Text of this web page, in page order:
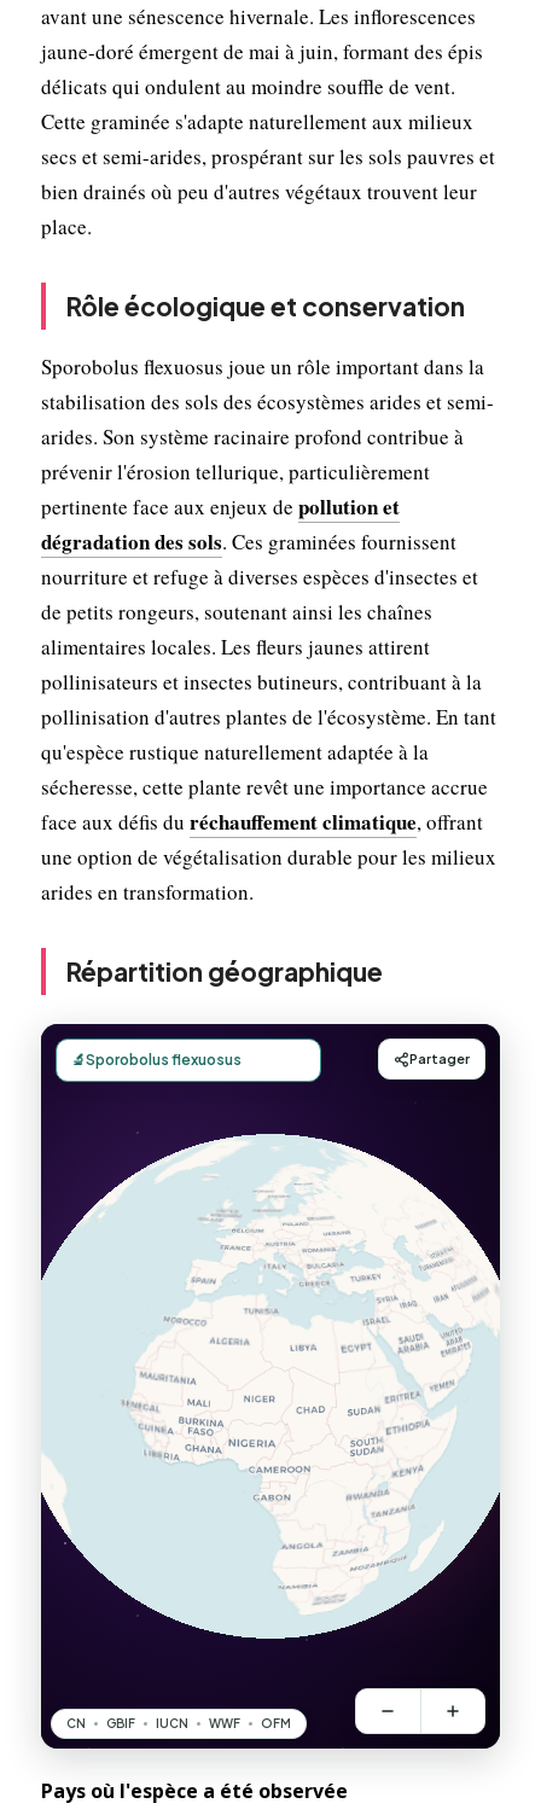
avant une sénescence hivernale. Les inflorescences
jaune-doré émergent de mai à juin, formant des épis
délicats qui ondulent au moindre souffle de vent.
Cette graminée s'adapte naturellement aux milieux
secs et semi-arides, prospérant sur les sols pauvres et
bien drainés où peu d'autres végétaux trouvent leur
place.
Rôle écologique et conservation
Sporobolus flexuosus joue un rôle important dans la
stabilisation des sols des écosystèmes arides et semi-
arides. Son système racinaire profond contribue à
prévenir l'érosion tellurique, particulièrement
pertinente face aux enjeux de pollution et
dégradation des sols. Ces graminées fournissent
nourriture et refuge à diverses espèces d'insectes et
de petits rongeurs, soutenant ainsi les chaînes
alimentaires locales. Les fleurs jaunes attirent
pollinisateurs et insectes butineurs, contribuant à la
pollinisation d'autres plantes de l'écosystème. En tant
qu'espèce rustique naturellement adaptée à la
sécheresse, cette plante revêt une importance accrue
face aux défis du réchauffement climatique, offrant
une option de végétalisation durable pour les milieux
arides en transformation.
Répartition géographique
Pays où l'espèce a été observée